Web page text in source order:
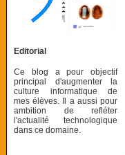
Editorial
Ce blog a pour objectif
principal d'augmenter la
culture informatique de
mes élèves. Il a aussi pour
ambition de refléter
l'actualité technologique
dans ce domaine.